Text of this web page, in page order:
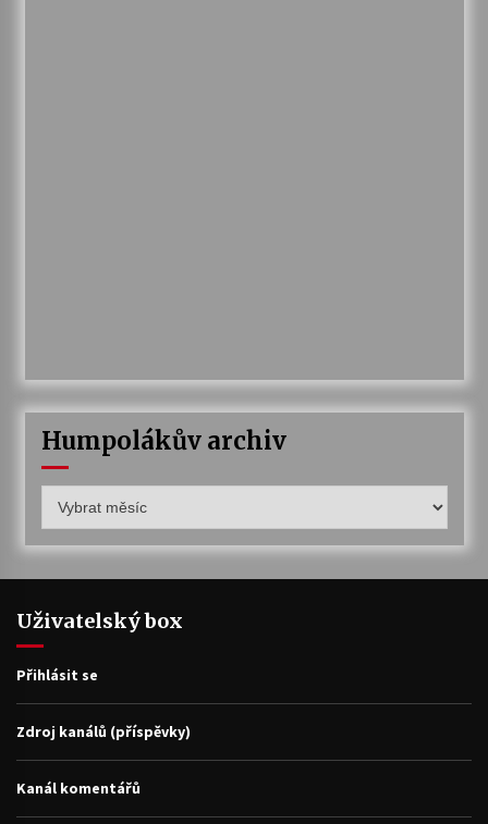
Humpolákův archiv
archiv
Uživatelský box
Přihlásit se
Zdroj kanálů (příspěvky)
Kanál komentářů